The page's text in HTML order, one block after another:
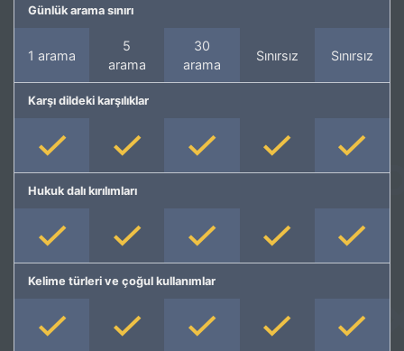
Günlük arama sınırı
1 arama
5
arama
30
arama
Sınırsız Sınırsız
Karşı dildeki karşılıklar
Hukuk dalı kırılımları
Kelime türleri ve çoğul kullanımlar